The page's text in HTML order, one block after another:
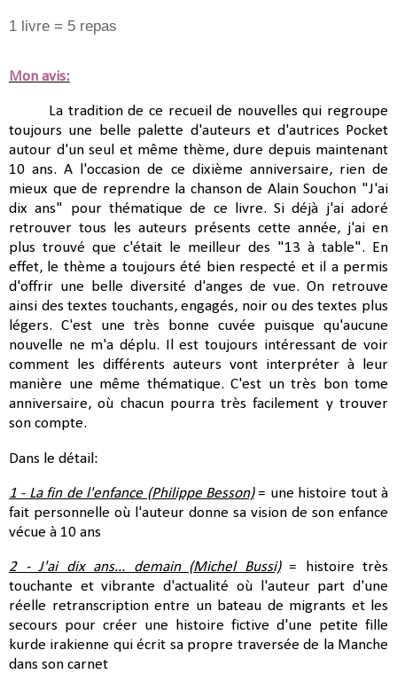
1 livre = 5 repas
Mon avis:
La tradition de ce recueil de nouvelles qui regroupe
toujours une belle palette d'auteurs et d'autrices Pocket
autour d'un seul et même thème, dure depuis maintenant
10 ans. A l'occasion de ce dixième anniversaire, rien de
mieux que de reprendre la chanson de Alain Souchon "J'ai
dix ans" pour thématique de ce livre. Si déjà j'ai adoré
retrouver tous les auteurs présents cette année, j'ai en
plus trouvé que c'était le meilleur des "13 à table". En
effet, le thème a toujours été bien respecté et il a permis
d'offrir une belle diversité d'anges de vue. On retrouve
ainsi des textes touchants, engagés, noir ou des textes plus
légers. C'est une très bonne cuvée puisque qu'aucune
nouvelle ne m'a déplu. Il est toujours intéressant de voir
comment les différents auteurs vont interpréter à leur
manière une même thématique. C'est un très bon tome
anniversaire, où chacun pourra très facilement y trouver
son compte.
Dans le détail:
1 - La fin de l'enfance (Philippe Besson)= une histoire tout à
fait personnelle où l'auteur donne sa vision de son enfance
vécue à 10 ans
2 - J'ai dix ans... demain (Michel Bussi)= histoire très
touchante et vibrante d'actualité où l'auteur part d'une
réelle retranscription entre un bateau de migrants et les
secours pour créer une histoire fictive d'une petite fille
kurde irakienne qui écrit sa propre traversée de la Manche
dans son carnet